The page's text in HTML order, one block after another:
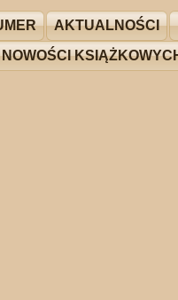
AKTUALNOŚCI